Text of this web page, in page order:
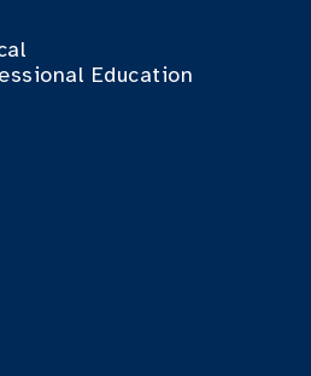
Education